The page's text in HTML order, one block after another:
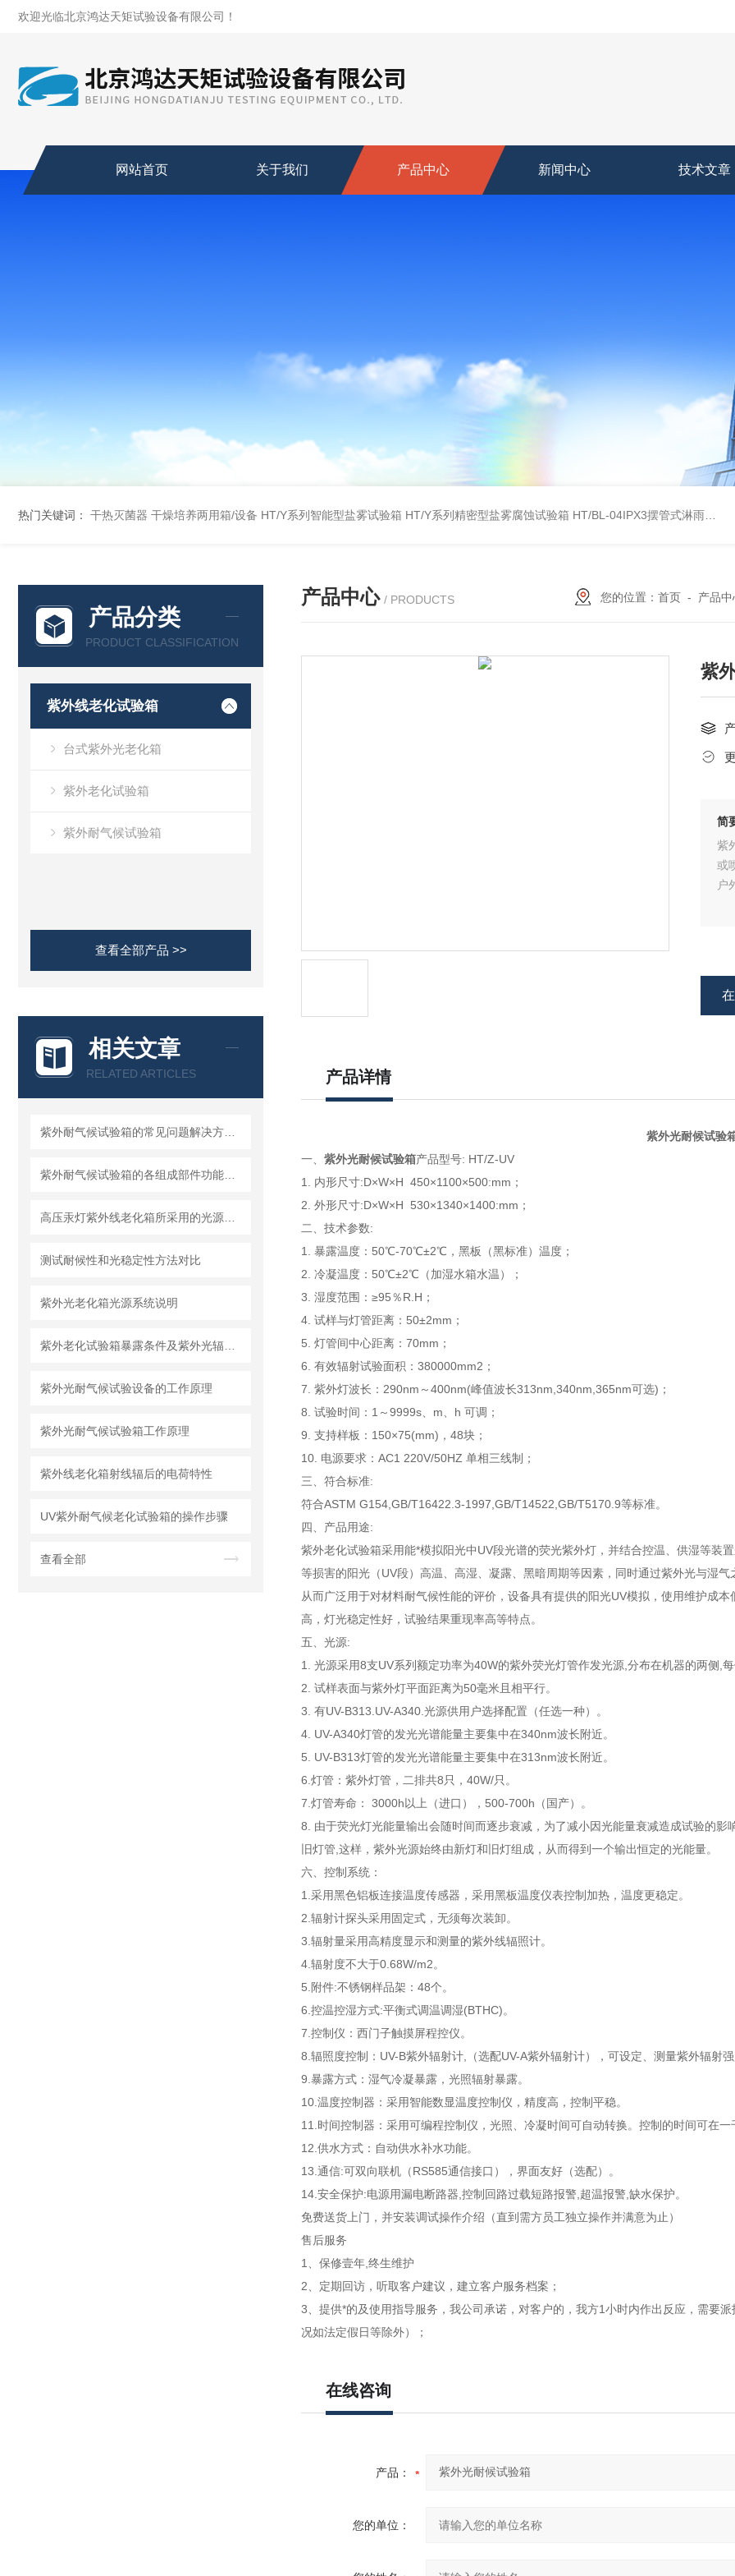
欢迎光临北京鸿达天矩试验设备有限公司！
网站首页 关于我们 产品中心 新闻中心 技术文章
热门关键词： 干热灭菌器 干燥培养两用箱/设备 HT/Y系列智能型盐雾试验箱 HT/Y系列精密型盐雾腐蚀试验箱 HT/BL-04IPX3摆管式淋雨试验机
产品分类
PRODUCT CLASSIFICATION
紫外线老化试验箱
台式紫外光老化箱
紫外老化试验箱
紫外耐气候试验箱
查看全部产品 >>
相关文章
RELATED ARTICLES
测试耐候性和光稳定性方法对比
紫外光老化箱光源系统说明
紫外光耐气候试验设备的工作原理
紫外光耐气候试验箱工作原理
紫外线老化箱射线辐后的电荷特性
UV紫外耐气候老化试验箱的操作步骤
查看全部
产品中心 / PRODUCTS 您的位置： 首页- 产品中
紫
简
紫
或
户
产品详情
紫外光耐候试验
一、 紫外光耐候试验箱产品型号: HT/Z-UV
1. 内形尺寸:D×W×H 450×1100×500:mm；
2. 外形尺寸:D×W×H 530×1340×1400:mm；
二、技术参数:
1. 暴露温度：50℃-70℃±2℃，黑板（黑标准）温度；
2. 冷凝温度：50℃±2℃（加湿水箱水温）；
3. 湿度范围：≥95％R.H；
4. 试样与灯管距离：50±2mm；
5. 灯管间中心距离：70mm；
6. 有效辐射试验面积：380000mm2；
7. 紫外灯波长：290nm～400nm(峰值波长313nm,340nm,365nm可选)；
8. 试验时间：1～9999s、m、h 可调；
9. 支持样板：150×75(mm)，48块；
10. 电源要求：AC1 220V/50HZ 单相三线制；
三、 符合标准:
符合ASTM G154,GB/T16422.3-1997,GB/T14522,GB/T5170.9等标准。
四、产品用途:
紫外老化试验箱采用能*模拟阳光中UV段光谱的荧光紫外灯，并结合控温、供湿等装
等损害的阳光（UV段）高温、高湿、凝露、黑暗周期等因素，同时通过紫外光与湿
从而广泛用于对材料耐气候性能的评价，设备具有提供的阳光UV模拟，使用维护成
高，灯光稳定性好，试验结果重现率高等特点。
五、光源:
1. 光源采用8支UV系列额定功率为40W的紫外荧光灯管作发光源,分布在机器的两侧,
2. 试样表面与紫外灯平面距离为50毫米且相平行。
3. 有UV-B313.UV-A340.光源供用户选择配置（任选一种）。
4. UV-A340灯管的发光光谱能量主要集中在340nm波长附近。
5. UV-B313灯管的发光光谱能量主要集中在313nm波长附近。
6.灯管：紫外灯管，二排共8只，40W/只。
7.灯管寿命： 3000h以上（进口），500-700h（国产）。
8. 由于荧光灯光能量输出会随时间而逐步衰减，为了减小因光能量衰减造成试验的
旧灯管,这样，紫外光源始终由新灯和旧灯组成，从而得到一个输出恒定的光能量。
六、 控制系统：
1.采用黑色铝板连接温度传感器，采用黑板温度仪表控制加热，温度更稳定。
2.辐射计探头采用固定式，无须每次装卸。
3.辐射量采用高精度显示和测量的紫外线辐照计。
4.辐射度不大于0.68W/m2。
5.附件:不锈钢样品架：48个。
6.控温控湿方式:平衡式调温调湿(BTHC)。
7.控制仪：西门子触摸屏程控仪。
8.辐照度控制：UV-B紫外辐射计,（选配UV-A紫外辐射计），可设定、测量紫外辐射
9.暴露方式：湿气冷凝暴露，光照辐射暴露。
10.温度控制器：采用智能数显温度控制仪，精度高，控制平稳。
11.时间控制器：采用可编程控制仪，光照、冷凝时间可自动转换。控制的时间可在
12.供水方式：自动供水补水功能。
13.通信:可双向联机（RS585通信接口），界面友好（选配）。
14.安全保护:电源用漏电断路器,控制回路过载短路报警,超温报警,缺水保护。
免费送货上门，并安装调试操作介绍（直到需方员工独立操作并满意为止）
售后服务
1、保修壹年,终生维护
2、定期回访，听取客户建议，建立客户服务档案；
3、提供*的及使用指导服务，我公司承诺，对客户的，我方1小时内作出反应，需要
况如法定假日等除外）；
在线咨询
产品：
您的单位：